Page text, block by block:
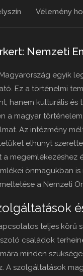
Vélemény
Nemzeti
egyik
Ez a történelmi
hanem kulturális
a magyar
Az intézmény
elhunyt
a megemlékezéshez
önmagukban
a Nemzeti
teljes
családok
minden
A szolgáltatások